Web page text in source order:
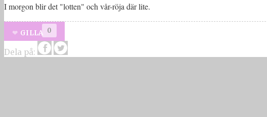
I morgon blir det "lotten" och vår-röja där lite.
0
GILLA
Dela på: